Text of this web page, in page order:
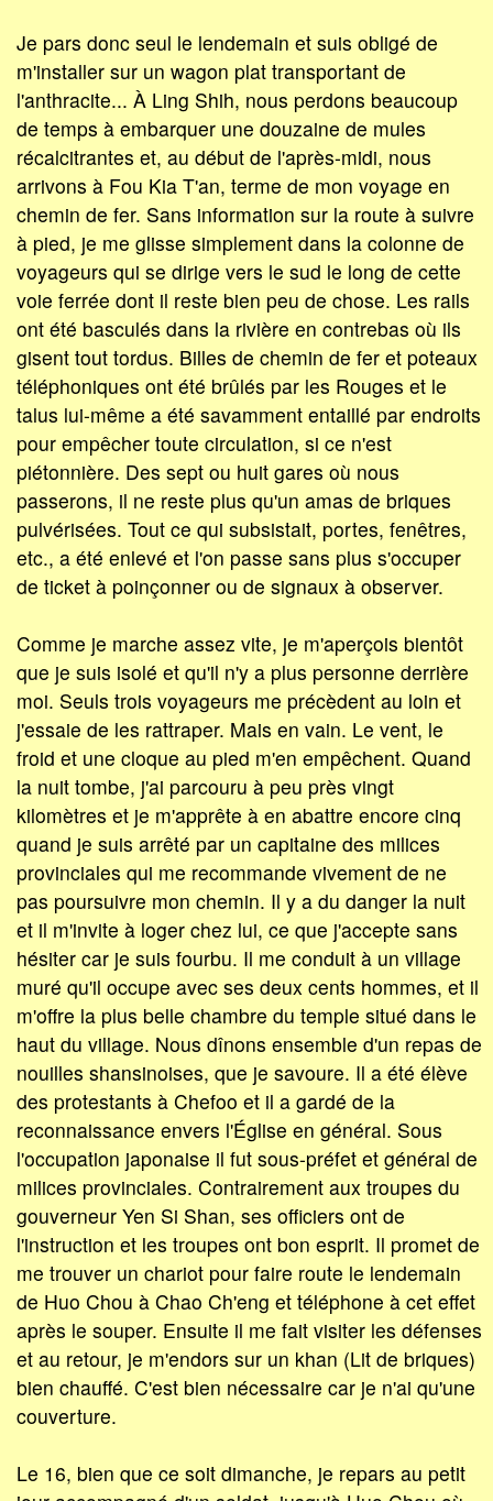
Je pars donc seul le lendemain et suis obligé de
m'installer sur un wagon plat transportant de
l'anthracite... À Ling Shih, nous perdons beaucoup
de temps à embarquer une douzaine de mules
récalcitrantes et, au début de l'après-midi, nous
arrivons à Fou Kia T'an, terme de mon voyage en
chemin de fer. Sans information sur la route à suivre
à pied, je me glisse simplement dans la colonne de
voyageurs qui se dirige vers le sud le long de cette
voie ferrée dont il reste bien peu de chose. Les rails
ont été basculés dans la rivière en contrebas où ils
gisent tout tordus. Billes de chemin de fer et poteaux
téléphoniques ont été brûlés par les Rouges et le
talus lui-même a été savamment entaillé par endroits
pour empêcher toute circulation, si ce n'est
piétonnière. Des sept ou huit gares où nous
passerons, il ne reste plus qu'un amas de briques
pulvérisées. Tout ce qui subsistait, portes, fenêtres,
etc., a été enlevé et l'on passe sans plus s'occuper
de ticket à poinçonner ou de signaux à observer.
Comme je marche assez vite, je m'aperçois bientôt
que je suis isolé et qu'il n'y a plus personne derrière
moi. Seuls trois voyageurs me précèdent au loin et
j'essaie de les rattraper. Mais en vain. Le vent, le
froid et une cloque au pied m'en empêchent. Quand
la nuit tombe, j'ai parcouru à peu près vingt
kilomètres et je m'apprête à en abattre encore cinq
quand je suis arrêté par un capitaine des milices
provinciales qui me recommande vivement de ne
pas poursuivre mon chemin. Il y a du danger la nuit
et il m'invite à loger chez lui, ce que j'accepte sans
hésiter car je suis fourbu. Il me conduit à un village
muré qu'il occupe avec ses deux cents hommes, et il
m'offre la plus belle chambre du temple situé dans le
haut du village. Nous dînons ensemble d'un repas de
nouilles shansinoises, que je savoure. Il a été élève
des protestants à Chefoo et il a gardé de la
reconnaissance envers l'Église en général. Sous
l'occupation japonaise il fut sous-préfet et général de
milices provinciales. Contrairement aux troupes du
gouverneur Yen Si Shan, ses officiers ont de
l'instruction et les troupes ont bon esprit. Il promet de
me trouver un chariot pour faire route le lendemain
de Huo Chou à Chao Ch'eng et téléphone à cet effet
après le souper. Ensuite il me fait visiter les défenses
et au retour, je m'endors sur un khan (Lit de briques)
bien chauffé. C'est bien nécessaire car je n'ai qu'une
couverture.
Le 16, bien que ce soit dimanche, je repars au petit